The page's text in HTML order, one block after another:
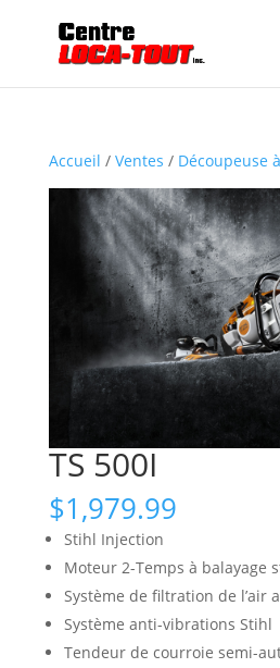
Accueil / Ventes / Découpeuse
TS 500I
$1,979.99
Stihl Injection
Moteur 2-Temps à balayage
Système de filtration de l’air
Système anti-vibrations Stihl
Tendeur de courroie semi-